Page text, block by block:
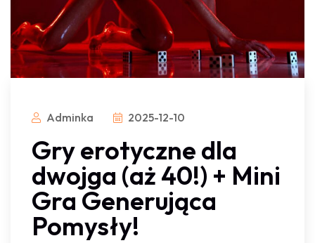
Adminka 2025-12-10
Gry erotyczne dla
dwojga (aż 40!) + Mini
Gra Generująca
Pomysły!